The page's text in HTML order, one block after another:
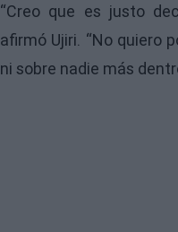
“Creo que es justo
afirmó Ujiri. “No quiero
ni sobre nadie más